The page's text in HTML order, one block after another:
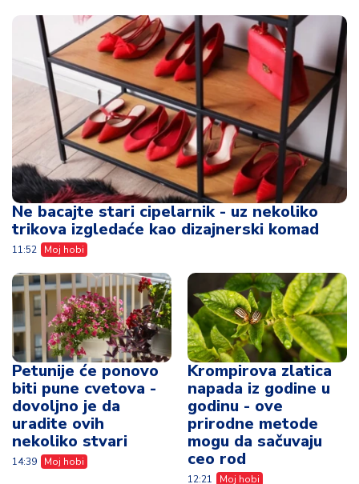
Ne bacajte stari cipelarnik - uz nekoliko
trikova izgledaće kao dizajnerski komad
11:52 Moj hobi
Petunije će ponovo
biti pune cvetova -
dovoljno je da
uradite ovih
nekoliko stvari
14:39 Moj hobi
Krompirova zlatica
napada iz godine u
godinu - ove
prirodne metode
mogu da sačuvaju
ceo rod
12:21 Moj hobi